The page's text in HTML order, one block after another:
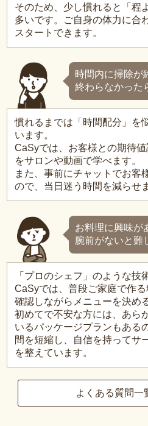
そのため、少し慣れると「程
多いです。ご自身の体力に合
スタートできます。
時間内に掃除が
終わらなかった
慣れるまでは「時間配分」を
います。
CaSyでは、お客様との期待
をサロンや動画で学べます。
また、事前にチャットでお客
ので、当日迷う時間を減らせ
お料理に興味が
腕前がないと難
「プロのシェフ」のような技
CaSyでは、普段ご家庭で作
確認しながらメニューを決め
初めてで不安な方には、あら
いるパッケージプランもある
間を短縮し、自信を持ってサ
を整えています。
よくある質問一